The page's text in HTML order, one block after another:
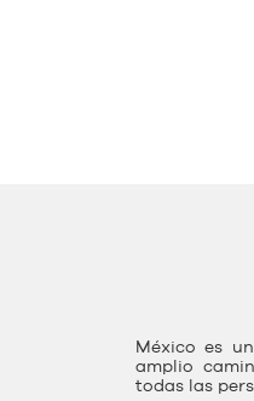
México es
amplio
todas las